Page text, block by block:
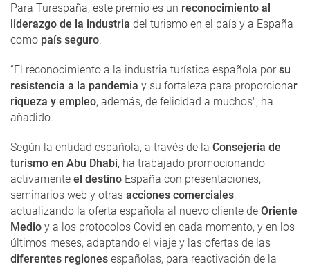
Para Turespaña, este premio es un reconocimiento al
liderazgo de la industria del turismo en el país y a España
como país seguro.
“El reconocimiento a la industria turística española porsu
resistencia a la pandemia y su fortaleza para proporcionar
riqueza y empleo, además, de felicidad a muchos", ha
añadido.
Según la entidad española, a través de la Consejería de
turismo en Abu Dhabi, ha trabajado promocionando
activamente el destino España con presentaciones,
seminarios web y otras acciones comerciales,
actualizando la oferta española al nuevo cliente de Oriente
Medio y a los protocolos Covid en cada momento, y en los
últimos meses, adaptando el viaje y las ofertas de las
diferentes regiones españolas, para reactivación de la